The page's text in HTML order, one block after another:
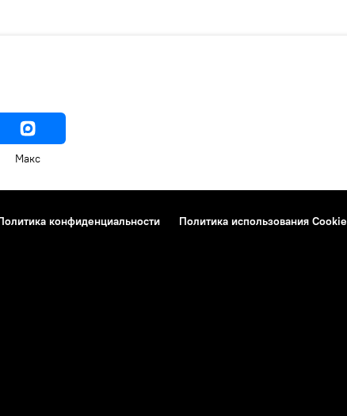
Макс
конфиденциальности Политика использования Cookie